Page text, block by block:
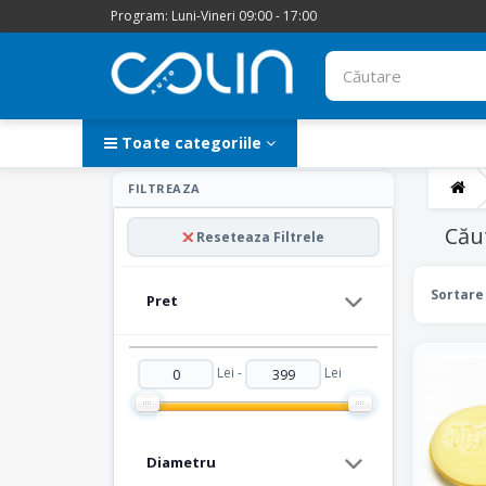
Program: Luni-Vineri 09:00 - 17:00
Toate categoriile
FILTREAZA
Reseteaza Filtrele
Pret
Lei - Lei
Diametru
Sortare